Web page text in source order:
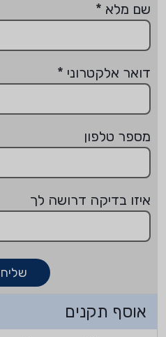
שם מלא *
דואר אלקטרוני *
מספר טלפון
איזו בדיקה דרושה לך
אוסף תקנים